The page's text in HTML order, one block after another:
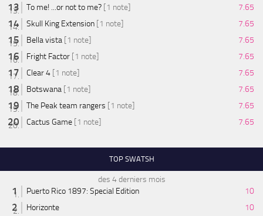
To me! ...or not to me? [1 note]
7.65
Skull King Extension [1 note]
7.65
Bella vista [1 note]
7.65
Fright Factor [1 note]
7.65
Clear 4 [1 note]
7.65
Botswana [1 note]
7.65
The Peak team rangers [1 note]
7.65
Cactus Game [1 note] 7.65
TOP SWATSH
des 4 derniers mois
Puerto Rico 1897: Special Edition
10
Horizonte
10